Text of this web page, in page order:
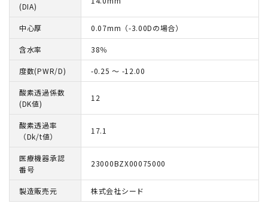
(DIA)
中心厚 0.07mm（-3.00Dの場合）
含水率 38％
度数(PWR/D) -0.25 ～ -12.00
酸素透過係数
(DK値)
12
酸素透過率
（Dk/t値）
17.1
医療機器承認
番号
23000BZX00075000
製造販売元 株式会社シード